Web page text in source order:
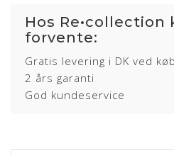
polstring uden beregning.
dig og du modtager endnu
Leveringstid:ca. 4-6 uger fra
Hos Re•collection
forvente:
Gratis levering i DK ved
2 års garanti
God kundeservice